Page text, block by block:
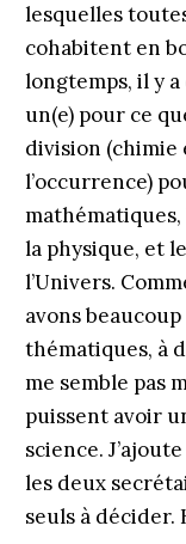
lesquelles
cohabitent en
longtemps, il y
un(e) pour ce
division (chimie
l’occurrence)
la physique, et
l’Univers.
avons
thématiques, à
me semble pas
puissent avoir
science.
les deux
seuls à décider.